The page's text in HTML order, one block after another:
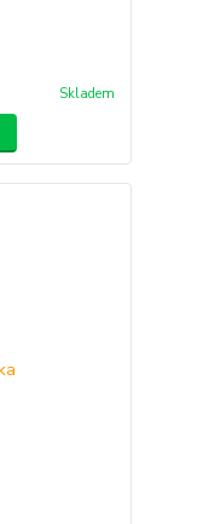
Skladem